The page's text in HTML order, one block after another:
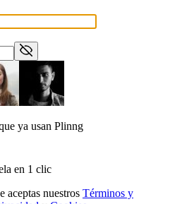
ya usan Plinng
en 1 clic
aceptas nuestros Términos y